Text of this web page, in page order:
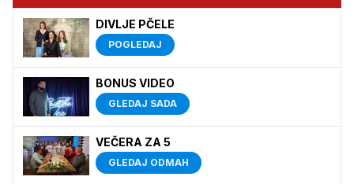
DIVLJE PČELE
POGLEDAJ
BONUS VIDEO
GLEDAJ SADA
VEČERA ZA 5
GLEDAJ ODMAH